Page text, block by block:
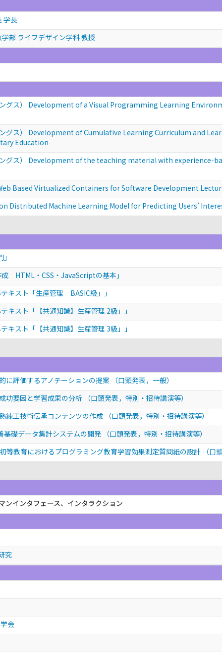
学長
部 ライフデザイン学科 教授
ングス） Development of a Visual Programming Learning
ングス） Development of Cumulative Learning Curriculum and
Education
ングス） Development of the teaching material with
Based Virtualized Containers for Software Development
Distributed Machine Learning Model for Predicting Users’
HTML・CSS・JavaScriptの基本」
キスト「生産管理 BASIC級」」
キスト「【共通知識】生産管理 2級」」
キスト「【共通知識】生産管理 3級」」
に評価するアノテーションの提案
（口頭発表，一般）
功要因と学習成果の分析
（口頭発表，特別・招待講演等）
練工技術伝承コンテンツの作成
（口頭発表，特別・招待講演等）
礎データ集計システムの開発
（口頭発表，特別・招待講演等）
等教育におけるプログラミング教育学習効果測定質問紙の設計
（
ンインタフェース、インタラクション
究
会